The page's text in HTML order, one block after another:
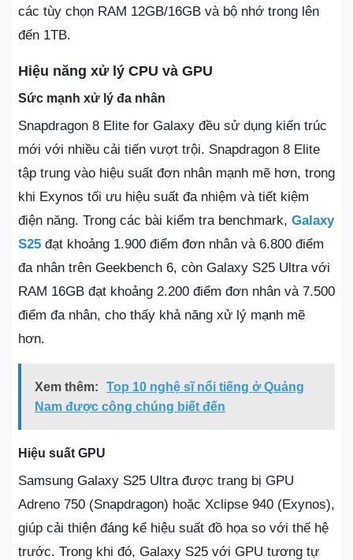
các tùy chọn RAM 12GB/16GB và bộ nhớ trong lên
đến 1TB.
Hiệu năng xử lý CPU và GPU
Sức mạnh xử lý đa nhân
Snapdragon 8 Elite for Galaxy đều sử dụng kiến trúc
mới với nhiều cải tiến vượt trội. Snapdragon 8 Elite
tập trung vào hiệu suất đơn nhân mạnh mẽ hơn, trong
khi Exynos tối ưu hiệu suất đa nhiệm và tiết kiệm
điện năng. Trong các bài kiểm tra benchmark, Galaxy
S25 đạt khoảng 1.900 điểm đơn nhân và 6.800 điểm
đa nhân trên Geekbench 6, còn Galaxy S25 Ultra với
RAM 16GB đạt khoảng 2.200 điểm đơn nhân và 7.500
điểm đa nhân, cho thấy khả năng xử lý mạnh mẽ
hơn.
Xem thêm:
Top 10 nghệ sĩ nổi tiếng ở Quảng
Nam được công chúng biết đến
Hiệu suất GPU
Samsung Galaxy S25 Ultra được trang bị GPU
Adreno 750 (Snapdragon) hoặc Xclipse 940 (Exynos),
giúp cải thiện đáng kể hiệu suất đồ họa so với thế hệ
trước. Trong khi đó, Galaxy S25 với GPU tương tự